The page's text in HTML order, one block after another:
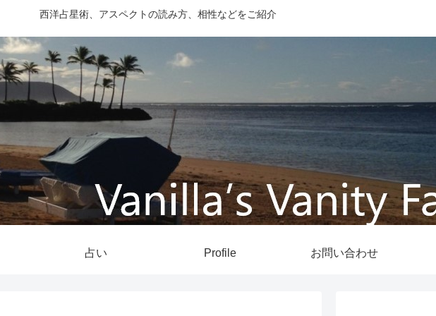
西洋占星術、アスペクトの読み方、相性などをご紹介
占い Profile お問い合わせ